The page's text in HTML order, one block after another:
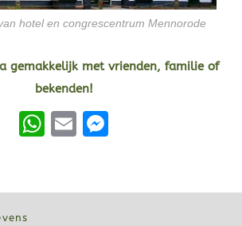
hotel en congrescentrum Mennorode
gemakkelijk met vrienden, familie of
bekenden!
W
s
E
e